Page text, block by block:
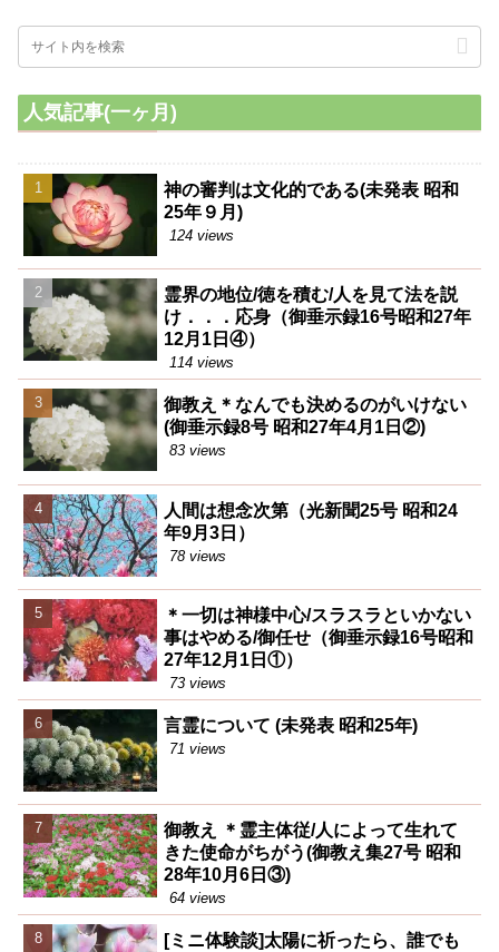
人気記事(一ヶ月)
神の審判は文化的である(未発表 昭和
25年９月)
124 views
霊界の地位/徳を積む/人を見て法を説
け．．．応身（御垂示録16号昭和27年
12月1日④）
114 views
御教え＊なんでも決めるのがいけない
(御垂示録8号 昭和27年4月1日②)
83 views
人間は想念次第（光新聞25号 昭和24
年9月3日）
78 views
＊一切は神様中心/スラスラといかない
事はやめる/御任せ（御垂示録16号昭和
27年12月1日①）
73 views
言霊について (未発表 昭和25年)
71 views
御教え ＊霊主体従/人によって生れて
きた使命がちがう(御教え集27号 昭和
28年10月6日③)
64 views
[ミニ体験談]太陽に祈ったら、誰でも